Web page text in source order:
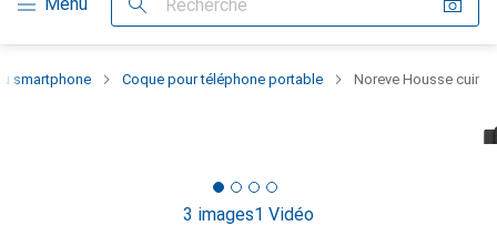
smartphone Coque pour téléphone portable Noreve Housse cuir
3 images1 Vidéo